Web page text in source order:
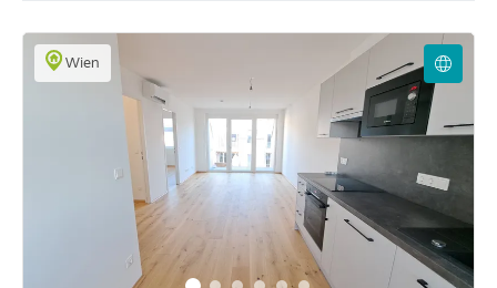
Wien